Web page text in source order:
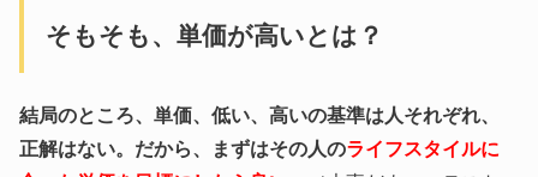
そもそも、単価が高いとは？
結局のところ、単価、低い、高いの基準は人それぞれ、
正解はない。だから、まずはその人のライフスタイルに